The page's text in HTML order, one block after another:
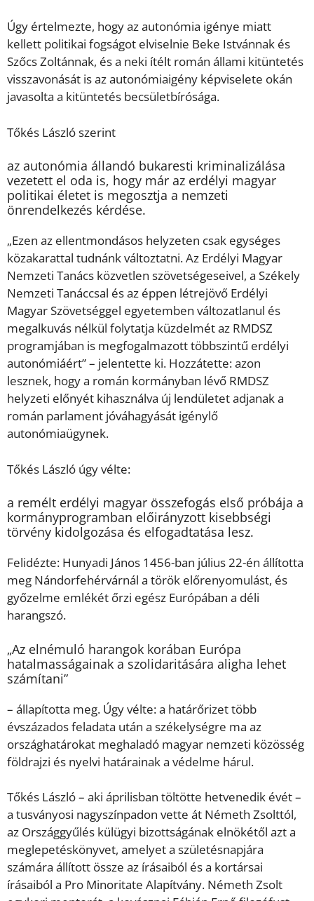
Úgy értelmezte, hogy az autonómia igénye miatt
kellett politikai fogságot elviselnie Beke Istvánnak és
Szőcs Zoltánnak, és a neki ítélt román állami kitüntetés
visszavonását is az autonómiaigény képviselete okán
javasolta a kitüntetés becsületbírósága.
Tőkés László szerint
az autonómia állandó bukaresti kriminalizálása
vezetett el oda is, hogy már az erdélyi magyar
politikai életet is megosztja a nemzeti
önrendelkezés kérdése.
„Ezen az ellentmondásos helyzeten csak egységes
közakarattal tudnánk változtatni. Az Erdélyi Magyar
Nemzeti Tanács közvetlen szövetségeseivel, a Székely
Nemzeti Tanáccsal és az éppen létrejövő Erdélyi
Magyar Szövetséggel egyetemben változatlanul és
megalkuvás nélkül folytatja küzdelmét az RMDSZ
programjában is megfogalmazott többszintű erdélyi
autonómiáért” – jelentette ki. Hozzátette: azon
lesznek, hogy a román kormányban lévő RMDSZ
helyzeti előnyét kihasználva új lendületet adjanak a
román parlament jóváhagyását igénylő
autonómiaügynek.
Tőkés László úgy vélte:
a remélt erdélyi magyar összefogás első próbája a
kormányprogramban előirányzott kisebbségi
törvény kidolgozása és elfogadtatása lesz.
Felidézte: Hunyadi János 1456-ban július 22-én állította
meg Nándorfehérvárnál a török előrenyomulást, és
győzelme emlékét őrzi egész Európában a déli
harangszó.
„Az elnémuló harangok korában Európa
hatalmasságainak a szolidaritására aligha lehet
számítani”
– állapította meg. Úgy vélte: a határőrizet több
évszázados feladata után a székelységre ma az
országhatárokat meghaladó magyar nemzeti közösség
földrajzi és nyelvi határainak a védelme hárul.
Tőkés László – aki áprilisban töltötte hetvenedik évét –
a tusványosi nagyszínpadon vette át Németh Zsolttól,
az Országgyűlés külügyi bizottságának elnökétől azt a
meglepetéskönyvet, amelyet a születésnapjára
számára állított össze az írásaiból és a kortársai
írásaiból a Pro Minoritate Alapítvány. Németh Zsolt